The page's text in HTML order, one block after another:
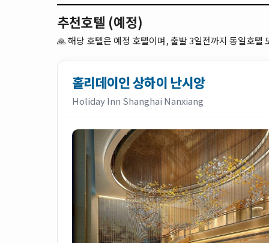
추천호텔 (예정)
🙏해당 호텔은 예정 호텔이며, 출발 3일전까지 동일호텔
홀리데이인 상하이 난시앙
Holiday Inn Shanghai Nanxiang